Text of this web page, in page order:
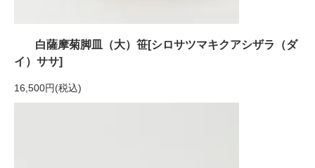
白薩摩菊脚皿（大）笹[シロサツマキクアシザラ（ダ
イ）ササ]
16,500円(税込)